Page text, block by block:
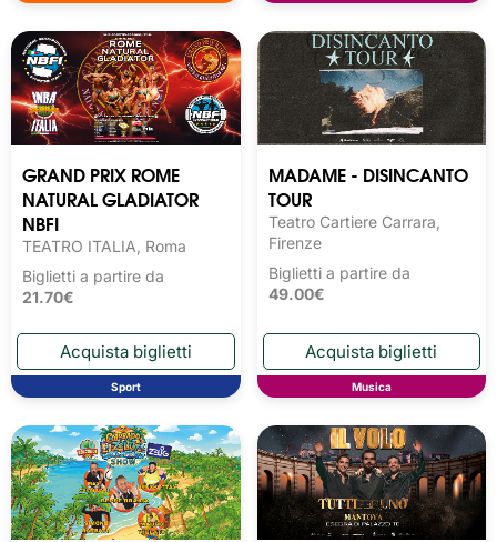
GRAND PRIX ROME
NATURAL GLADIATOR
NBFI
TEATRO ITALIA, Roma
Biglietti a partire da
21.70€
Sport
MADAME - DISINCANTO
TOUR
Teatro Cartiere Carrara,
Firenze
Biglietti a partire da
49.00€
Musica